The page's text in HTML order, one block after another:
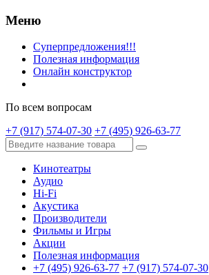
Меню
Суперпредложения!!!
Полезная информация
Онлайн конструктор
По всем вопросам
+7 (917) 574-07-30 +7 (495) 926-63-77
Кинотеатры
Аудио
Hi-Fi
Акустика
Производители
Фильмы и Игры
Акции
Полезная информация
+7 (495) 926-63-77 +7 (917) 574-07-30